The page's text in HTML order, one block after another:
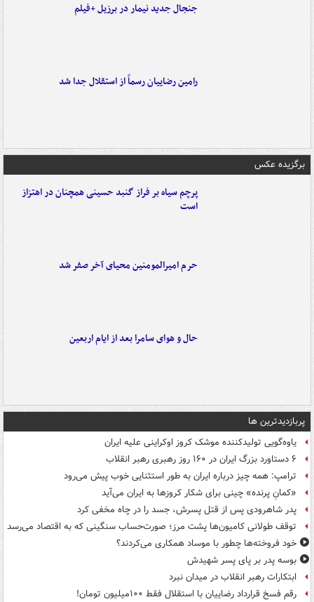
جنجال جدید نیمار در برزیل +فیلم
رامین رضاییان رسماً از استقلال جدا شد
برگزیده عکس
پرچم سیاه بر فراز گنبد حسینی همچنان در اهتزاز
است
حرم امیرالمومنین محیای آخر صفر شد
حال و هوای سامرا بعد از ایام اربعین
پربازدیدترین ها
یاوه‌گویی تولیدکننده موشک کروز اوکراینی علیه ایران
۶ دستاورد بزرگ ایران در ۱۶۰ روز رهبری رهبر انقلاب
ترامپ: همه چیز درباره ایران به طور استثنایی خوب پیش می‌رود
«کمانِ پرنده» چینی برای شکار کروزها به ایران می‌آید
پدر شاهرودی پس از قتل پسرش، جسد را در چاه مخفی کرد
توقف طولانی کامیون‌ها پشت مرز؛ صورت‌حساب سنگینی که به اقتصاد می‌رسد
خود فروخته‌ها چطور با موساد همکاری می‌کردند؟
بوسه‌ پدر بر پای پسر شهیدش
ابتکارات رهبر انقلاب در میدان نبرد
رقم فسخ قرارداد رضاییان با استقلال فقط ۱۰۰میلیون تومان!